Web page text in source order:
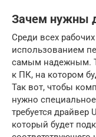
Зачем нужны
Среди всех
использованием
самым надежным.
к ПК, на котором
Так вот, чтобы
нужно
требуется драйвер
который будет